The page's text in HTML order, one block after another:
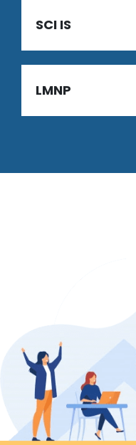
SCI IS
LMNP